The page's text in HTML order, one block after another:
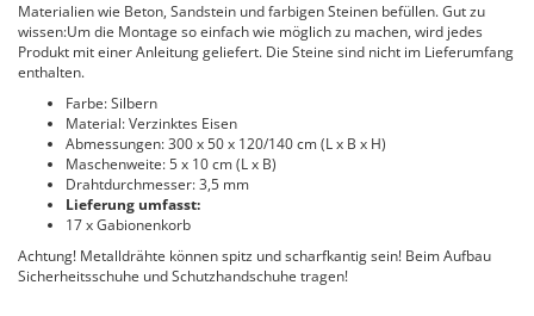
Materialien wie Beton, Sandstein und farbigen Steinen befüllen. Gut zu
wissen:Um die Montage so einfach wie möglich zu machen, wird jedes
Produkt mit einer Anleitung geliefert. Die Steine sind nicht im Lieferumfang
enthalten.
Farbe: Silbern
Material: Verzinktes Eisen
Abmessungen: 300 x 50 x 120/140 cm (L x B x H)
Maschenweite: 5 x 10 cm (L x B)
Drahtdurchmesser: 3,5 mm
Lieferung umfasst:
17 x Gabionenkorb
Achtung! Metalldrähte können spitz und scharfkantig sein! Beim Aufbau
Sicherheitsschuhe und Schutzhandschuhe tragen!